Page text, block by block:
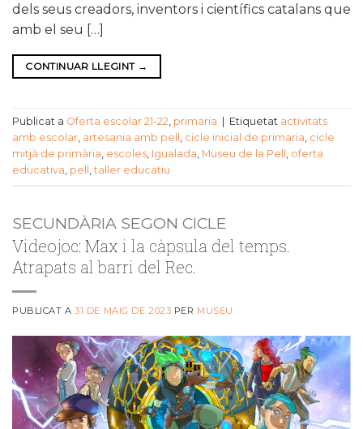
dels seus creadors, inventors i científics catalans que
amb el seu […]
CONTINUAR LLEGINT →
Publicat a Oferta escolar 21-22, primaria Etiquetat activitats
amb escolar, artesania amb pell , cicle inicial de primaria, cicle
mitjà de primària, escoles, Igualada, Museu de la Pell , oferta
educativa, pell , taller educatiu
SECUNDÀRIA SEGON CICLE
Videojoc: Max i la càpsula del temps.
Atrapats al barri del Rec.
PUBLICAT A31 DE MAIG DE 2023 PER MUSEU